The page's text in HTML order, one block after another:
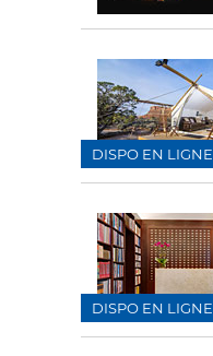
DISPO EN LIGNE
DISPO EN LIGNE